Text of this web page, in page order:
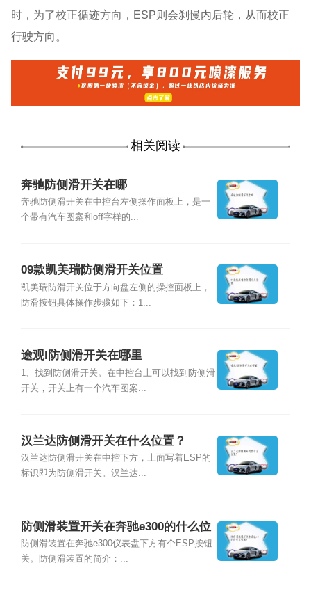
时，为了校正循迹方向，ESP则会刹慢内后轮，从而校正
行驶方向。
相关阅读
奔驰防侧滑开关在哪
奔驰防侧滑开关在中控台左侧操作面板上，是一
个带有汽车图案和off字样的...
09款凯美瑞防侧滑开关位置
凯美瑞防滑开关位于方向盘左侧的操控面板上，
防滑按钮具体操作步骤如下：1...
途观l防侧滑开关在哪里
1、找到防侧滑开关。在中控台上可以找到防侧滑
开关，开关上有一个汽车图案...
汉兰达防侧滑开关在什么位置？
汉兰达防侧滑开关在中控下方，上面写着ESP的
标识即为防侧滑开关。汉兰达...
防侧滑装置开关在奔驰e300的什么位
置？
防侧滑装置在奔驰e300仪表盘下方有个ESP按钮
关。防侧滑装置的简介：...